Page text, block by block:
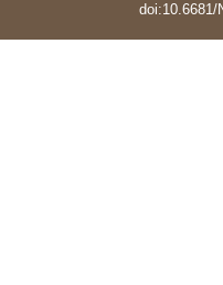
doi:10.6681/